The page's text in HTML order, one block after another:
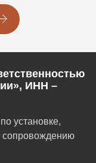
ИНН –
установке,
сопровождению